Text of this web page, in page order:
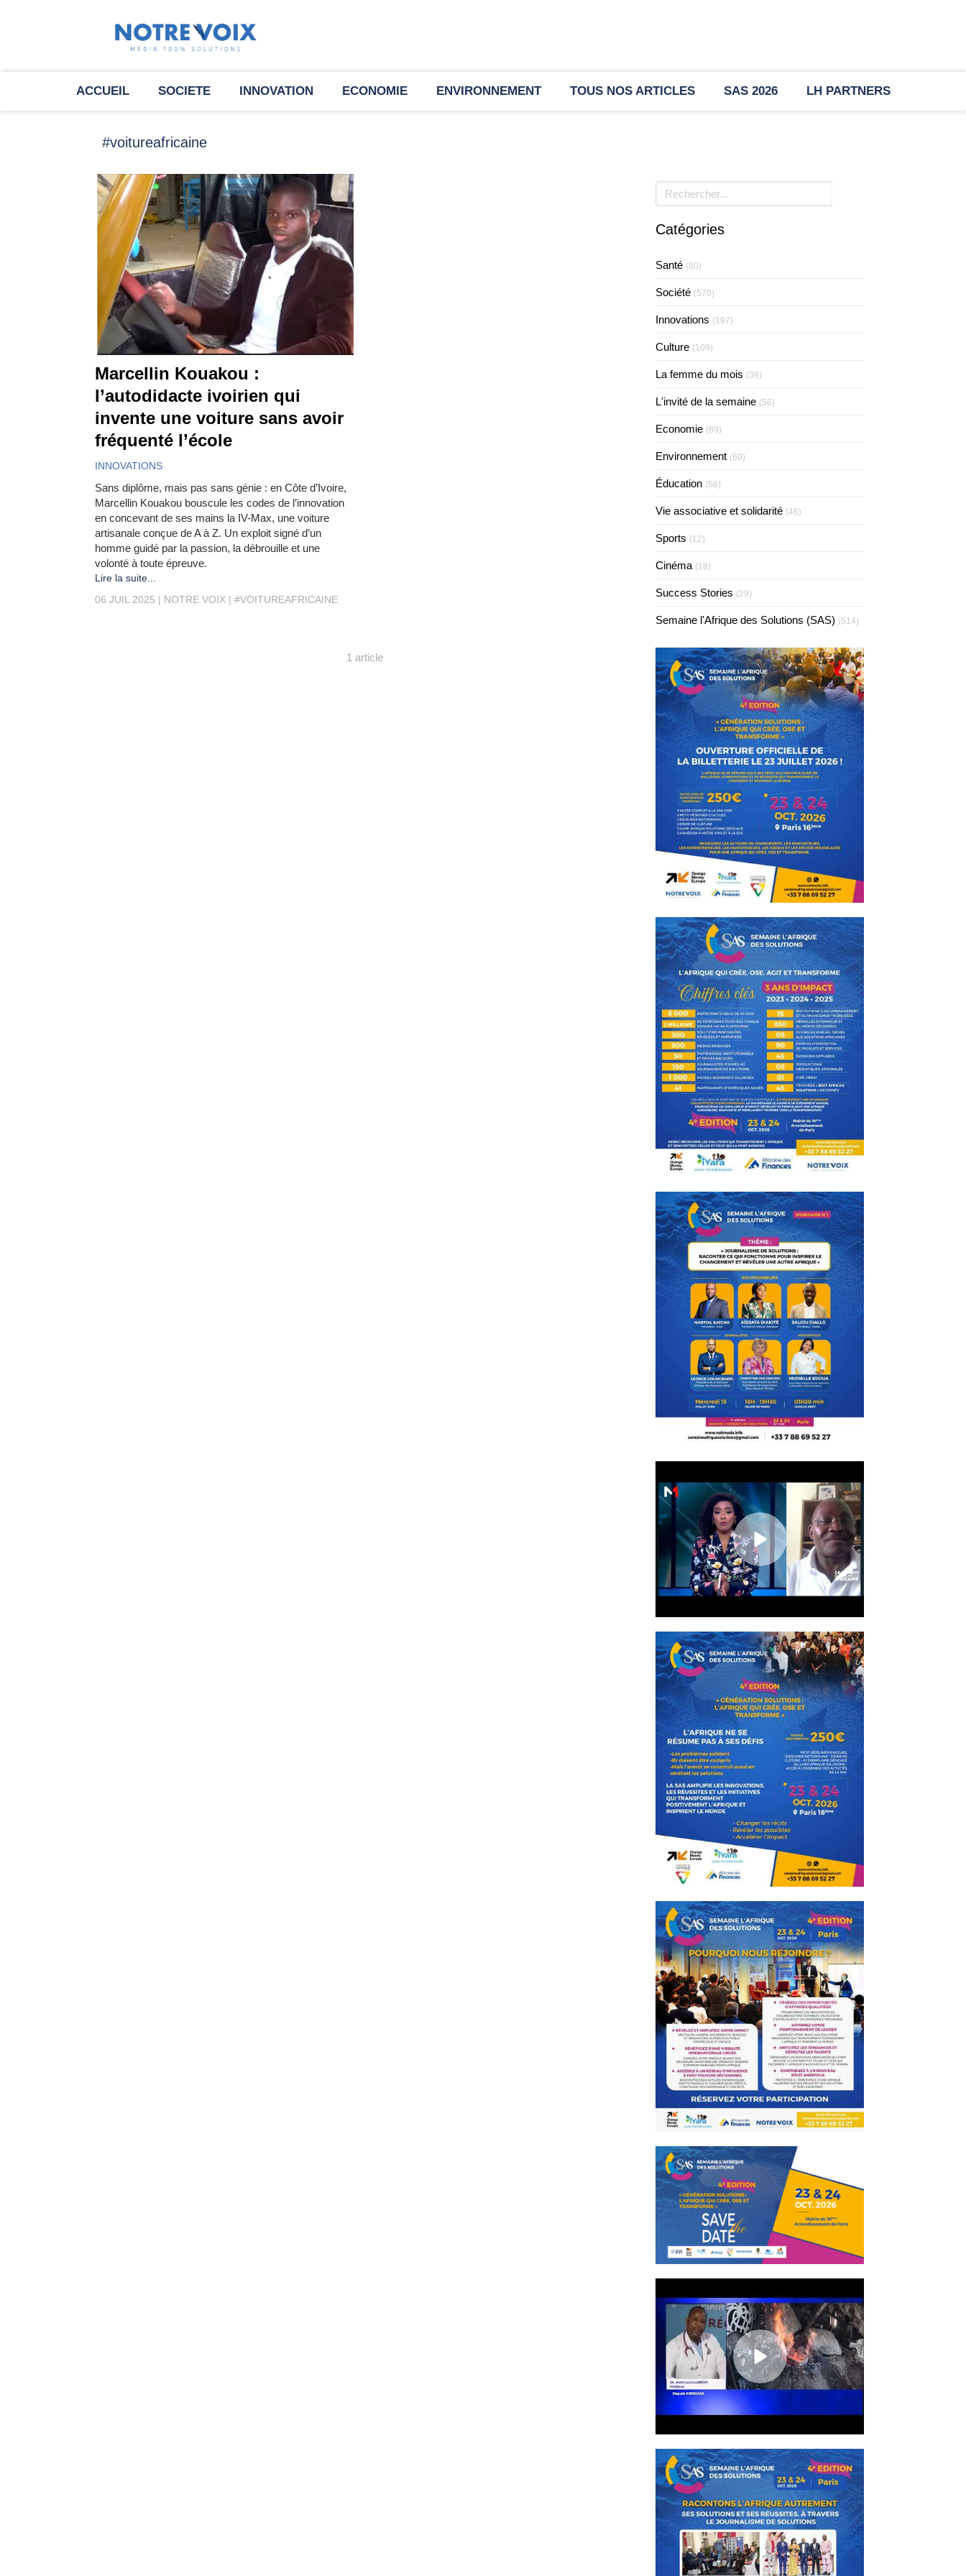
ACCUEIL SOCIETE INNOVATION ECONOMIE ENVIRONNEMENT TOUS NOS ARTICLES SAS 2026 LH PARTNERS
#voitureafricaine
Marcellin Kouakou :
l’autodidacte ivoirien qui
invente une voiture sans avoir
fréquenté l’école
INNOVATIONS
Sans diplôme, mais pas sans génie : en Côte d’Ivoire,
Marcellin Kouakou bouscule les codes de l’innovation
en concevant de ses mains la IV-Max, une voiture
artisanale conçue de A à Z. Un exploit signé d’un
homme guidé par la passion, la débrouille et une
volonté à toute épreuve.
Lire la suite...
06 JUIL 2025
NOTRE VOIX #VOITUREAFRICAINE
1 article
Rechercher
Catégories
Santé (80)
Société (570)
Innovations (197)
Culture (109)
La femme du mois (39)
L'invité de la semaine (56)
Economie (89)
Environnement (60)
Éducation (56)
Vie associative et solidarité (46)
Sports (12)
Cinéma (18)
Success Stories (29)
Semaine l'Afrique des Solutions (SAS) (514)